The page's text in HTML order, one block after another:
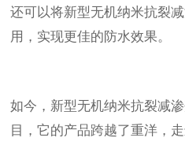
还可以将新型无机纳米抗裂
用，实现更佳的防水效果。
如今，新型无机纳米抗裂减
目，它的产品跨越了重洋，